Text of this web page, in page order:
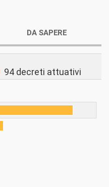
DA SAPERE